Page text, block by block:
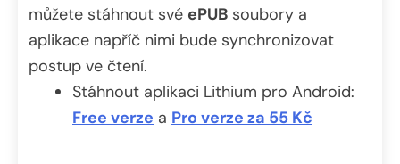
můžete stáhnout své ePUB soubory a
aplikace napříč nimi bude synchronizovat
postup ve čtení.
Stáhnout aplikaci Lithium pro Android:
Free verze a Pro verze za 55 Kč